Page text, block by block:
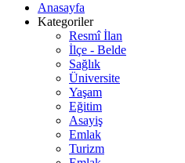
Anasayfa
Kategoriler
Resmî İlan
İlçe - Belde
Sağlık
Üniversite
Yaşam
Eğitim
Asayiş
Emlak
Turizm